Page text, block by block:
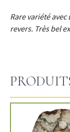
Rare variété
revers. Très bel